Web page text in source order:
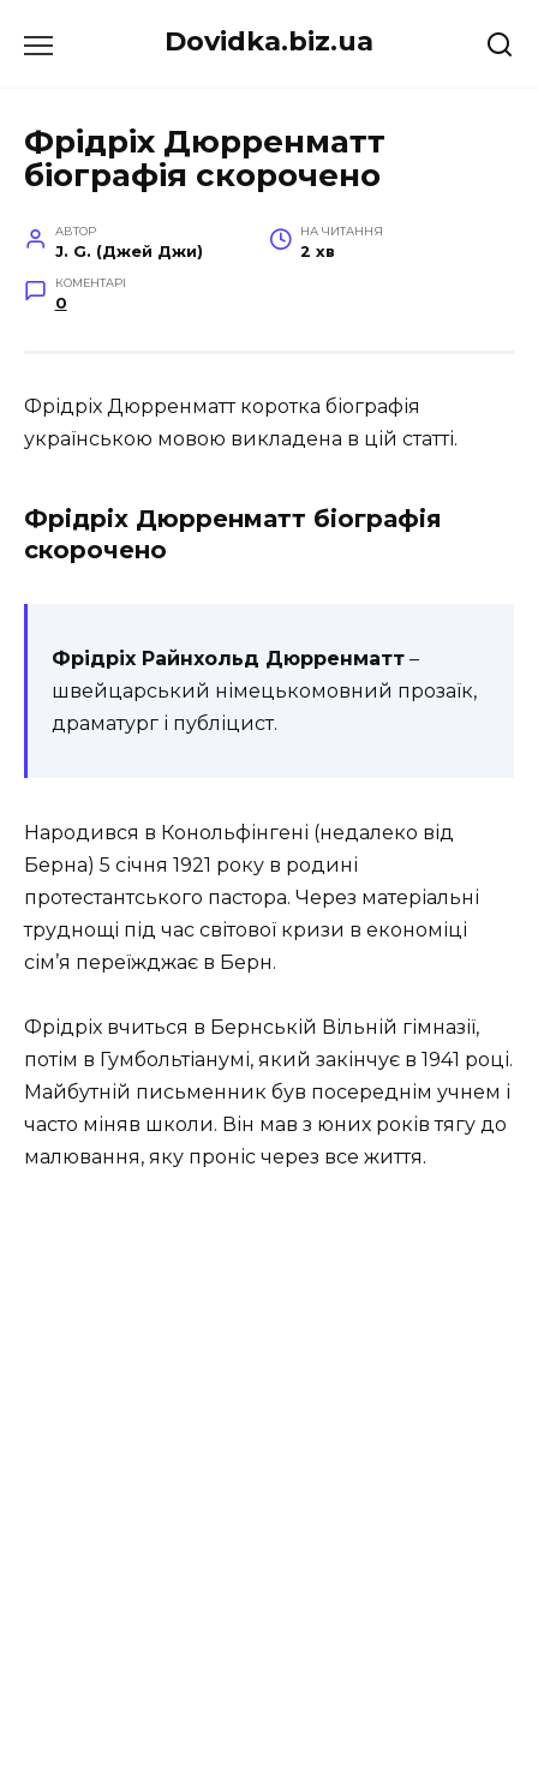
до
Dovidka.biz.ua
Фрідріх Дюрренматт
біографія скорочено
АВТОР
J. G. (Джей Джи)
НА ЧИТАННЯ
2 хв
КОМЕНТАРІ
0
Фрідріх Дюрренматт коротка біографія
українською мовою викладена в цій статті.
Фрідріх Дюрренматт біографія
скорочено
Фрідріх Райнхольд Дюрренматт –
швейцарський німецькомовний прозаїк,
драматург і публіцист.
Народився в Конольфінгені (недалеко від
Берна) 5 січня 1921 року в родині
протестантського пастора. Через матеріальні
труднощі під час світової кризи в економіці
сім’я переїжджає в Берн.
Фрідріх вчиться в Бернській Вільній гімназії,
потім в Гумбольтіанумі, який закінчує в 1941 році.
Майбутній письменник був посереднім учнем і
часто міняв школи. Він мав з юних років тягу до
малювання, яку проніс через все життя.